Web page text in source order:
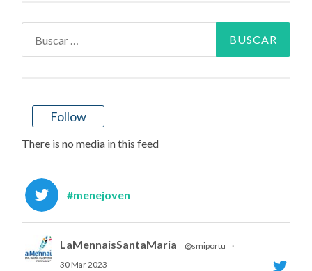
Follow
There is no media in this feed
#menejoven
LaMennaisSantaMaria @smiportu
·
30 Mar 2023